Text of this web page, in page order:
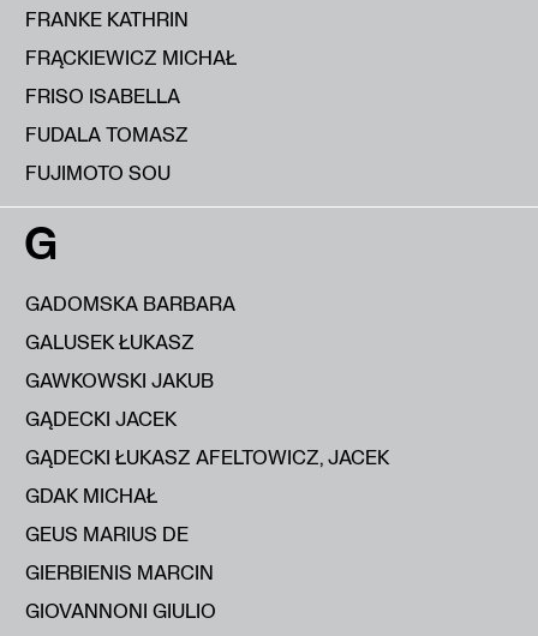
FRANKE KATHRIN
FRĄCKIEWICZ MICHAŁ
FRISO ISABELLA
FUDALA TOMASZ
FUJIMOTO SOU
G
GADOMSKA BARBARA
GALUSEK ŁUKASZ
GAWKOWSKI JAKUB
GĄDECKI JACEK
GĄDECKI ŁUKASZ AFELTOWICZ, JACEK
GDAK MICHAŁ
GEUS MARIUS DE
GIERBIENIS MARCIN
GIOVANNONI GIULIO